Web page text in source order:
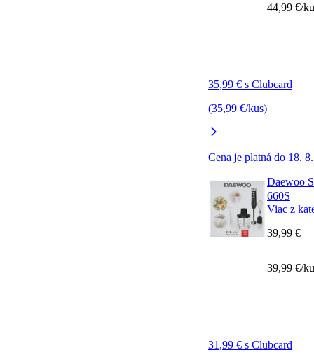
35,99 € s Clubcard
(35,99 €/kus)
Cena je platná do 18.
44,99 €/
Daewoo
660S
Viac z
31,99 € s Clubcard
39,99 €
39,99 €/